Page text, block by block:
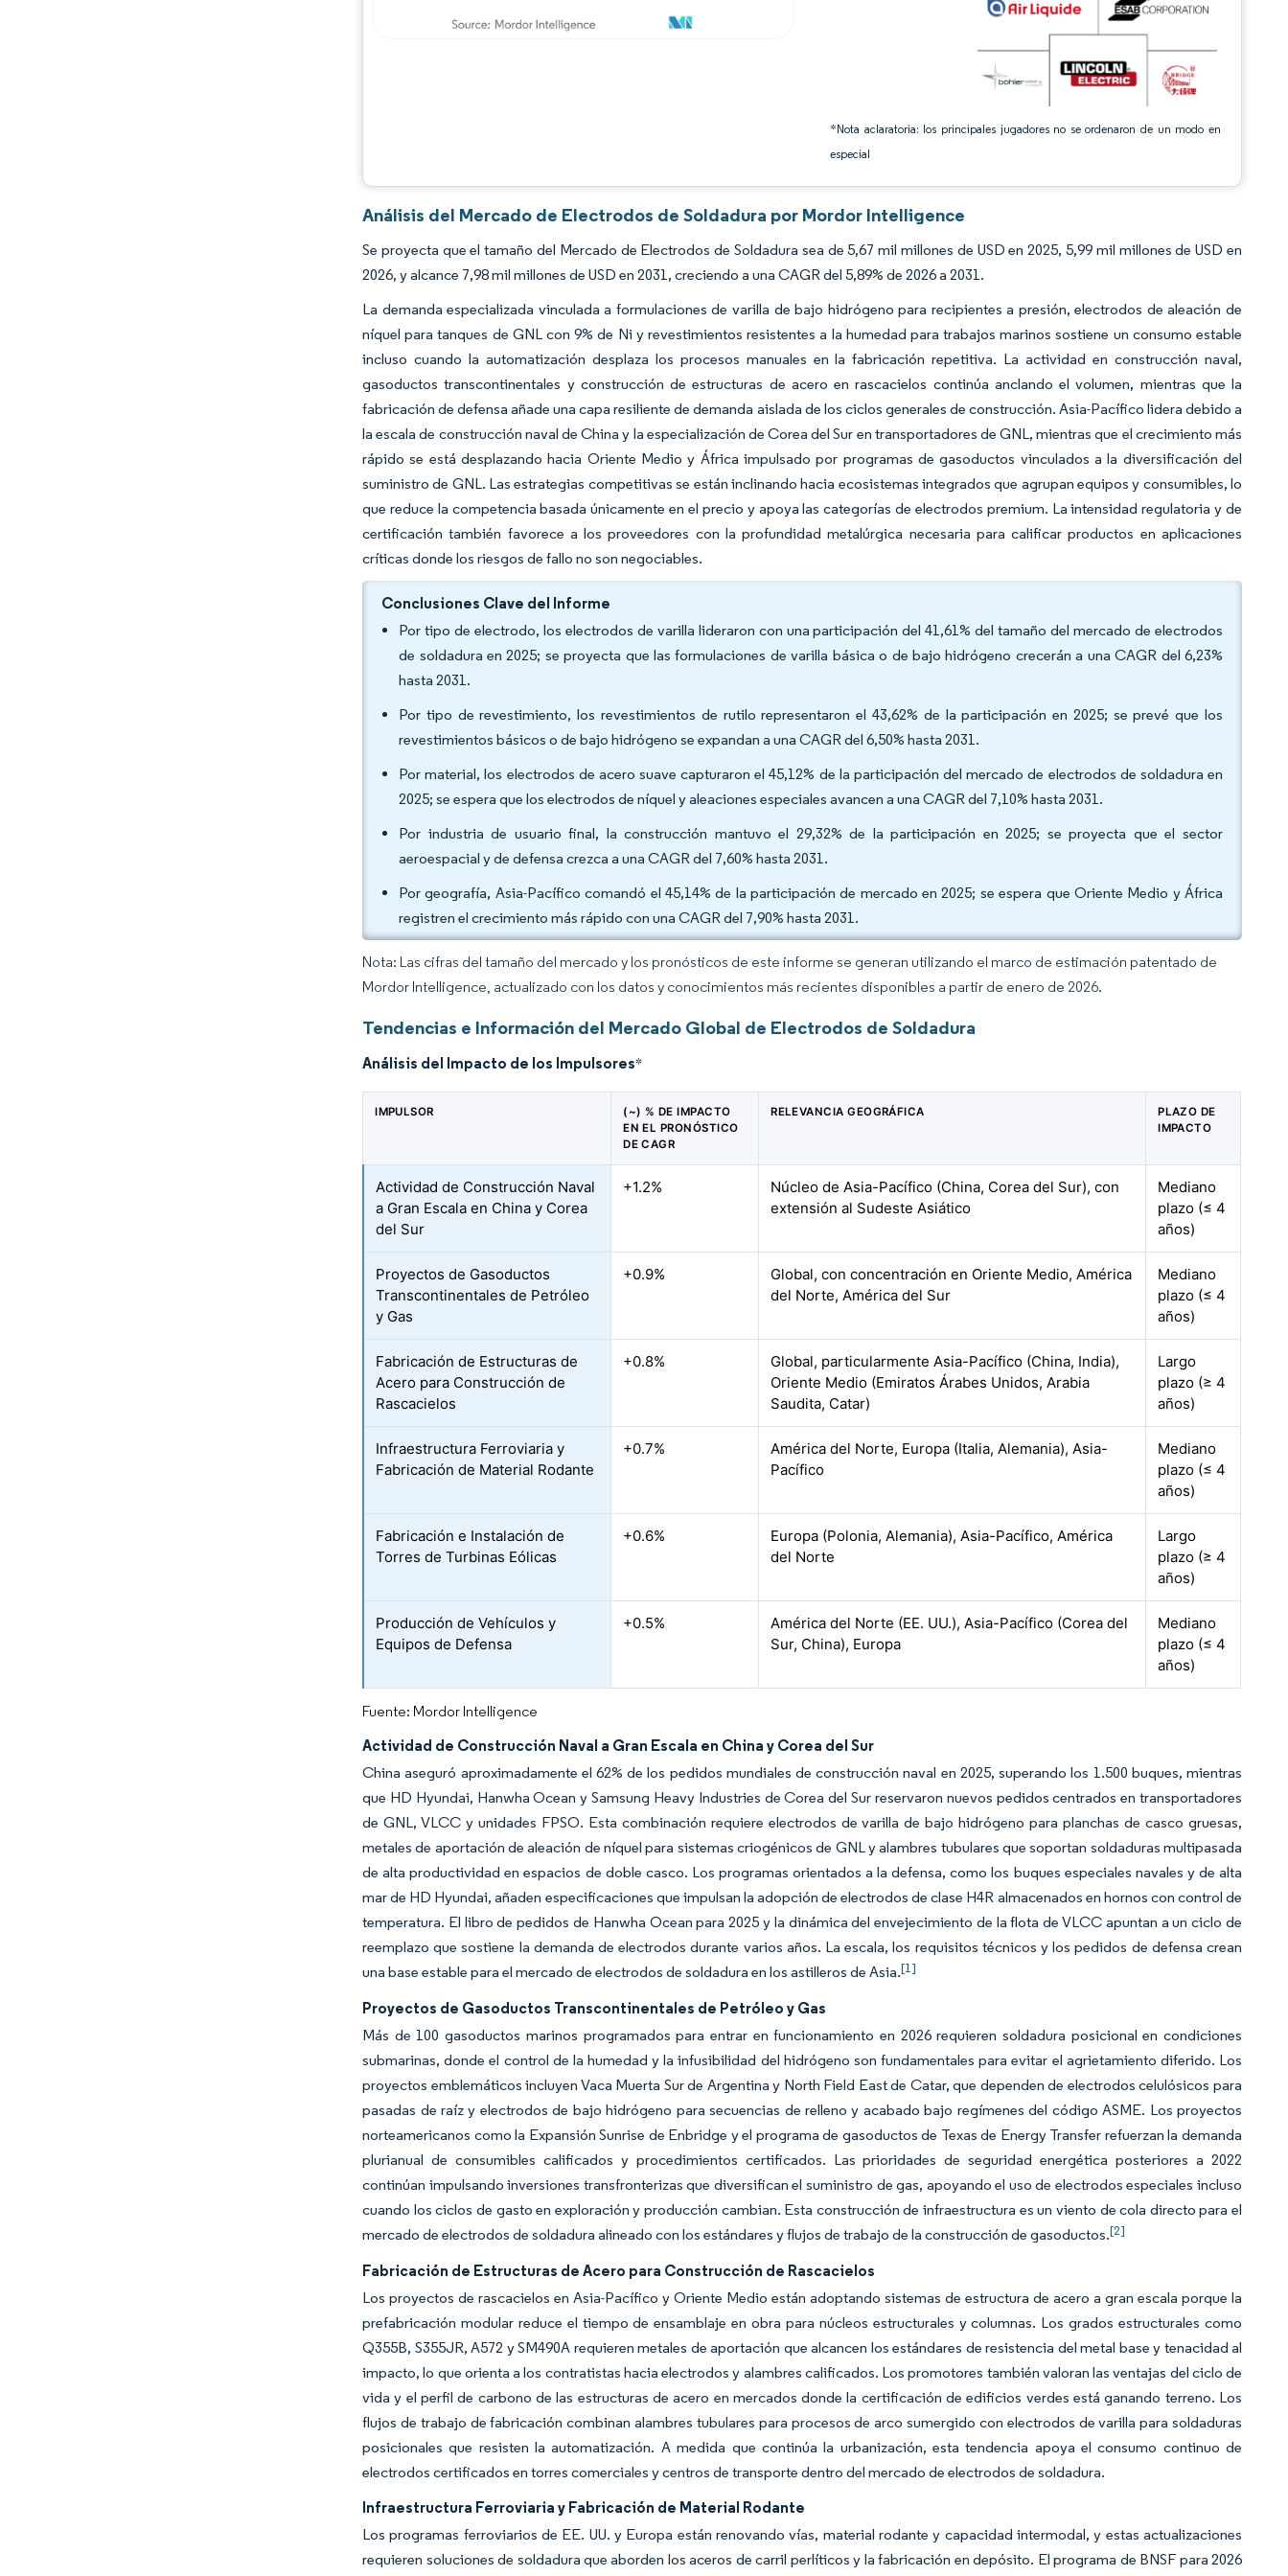
*Nota aclaratoria: los principales jugadores no se ordenaron de un modo en
especial
Análisis del Mercado de Electrodos de Soldadura por Mordor Intelligence
Se proyecta que el tamaño del Mercado de Electrodos de Soldadura sea de 5,67 mil millones de USD en 2025, 5,99 mil millones de USD en
2026, y alcance 7,98 mil millones de USD en 2031, creciendo a una CAGR del 5,89% de 2026 a 2031.
La demanda especializada vinculada a formulaciones de varilla de bajo hidrógeno para recipientes a presión, electrodos de aleación de
níquel para tanques de GNL con 9% de Ni y revestimientos resistentes a la humedad para trabajos marinos sostiene un consumo estable
incluso cuando la automatización desplaza los procesos manuales en la fabricación repetitiva. La actividad en construcción naval,
gasoductos transcontinentales y construcción de estructuras de acero en rascacielos continúa anclando el volumen, mientras que la
fabricación de defensa añade una capa resiliente de demanda aislada de los ciclos generales de construcción. Asia-Pacífico lidera debido a
la escala de construcción naval de China y la especialización de Corea del Sur en transportadores de GNL, mientras que el crecimiento más
rápido se está desplazando hacia Oriente Medio y África impulsado por programas de gasoductos vinculados a la diversificación del
suministro de GNL. Las estrategias competitivas se están inclinando hacia ecosistemas integrados que agrupan equipos y consumibles, lo
que reduce la competencia basada únicamente en el precio y apoya las categorías de electrodos premium. La intensidad regulatoria y de
certificación también favorece a los proveedores con la profundidad metalúrgica necesaria para calificar productos en aplicaciones
críticas donde los riesgos de fallo no son negociables.
Conclusiones Clave del Informe
Por tipo de electrodo, los electrodos de varilla lideraron con una participación del 41,61% del tamaño del mercado de electrodos
de soldadura en 2025; se proyecta que las formulaciones de varilla básica o de bajo hidrógeno crecerán a una CAGR del 6,23%
hasta 2031.
Por tipo de revestimiento, los revestimientos de rutilo representaron el 43,62% de la participación en 2025; se prevé que los
revestimientos básicos o de bajo hidrógeno se expandan a una CAGR del 6,50% hasta 2031.
Por material, los electrodos de acero suave capturaron el 45,12% de la participación del mercado de electrodos de soldadura en
2025; se espera que los electrodos de níquel y aleaciones especiales avancen a una CAGR del 7,10% hasta 2031.
Por industria de usuario final, la construcción mantuvo el 29,32% de la participación en 2025; se proyecta que el sector
aeroespacial y de defensa crezca a una CAGR del 7,60% hasta 2031.
Por geografía, Asia-Pacífico comandó el 45,14% de la participación de mercado en 2025; se espera que Oriente Medio y África
registren el crecimiento más rápido con una CAGR del 7,90% hasta 2031.
Nota: Las cifras del tamaño del mercado y los pronósticos de este informe se generan utilizando el marco de estimación patentado de
Mordor Intelligence, actualizado con los datos y conocimientos más recientes disponibles a partir de enero de 2026.
Tendencias e Información del Mercado Global de Electrodos de Soldadura
Análisis del Impacto de los Impulsores*
IMPULSOR
(~) % DE IMPACTO
EN EL PRONÓSTICO
DE CAGR
RELEVANCIA GEOGRÁFICA
PLAZO DE
IMPACTO
Actividad de Construcción Naval
a Gran Escala en China y Corea
del Sur
+1.2%
Núcleo de Asia-Pacífico (China, Corea del Sur), con
extensión al Sudeste Asiático
Mediano
plazo (≤ 4
años)
Proyectos de Gasoductos
Transcontinentales de Petróleo
y Gas
+0.9%
Global, con concentración en Oriente Medio, América
del Norte, América del Sur
Mediano
plazo (≤ 4
años)
Fabricación de Estructuras de
Acero para Construcción de
Rascacielos
+0.8%
Global, particularmente Asia-Pacífico (China, India),
Oriente Medio (Emiratos Árabes Unidos, Arabia
Saudita, Catar)
Largo
plazo (≥ 4
años)
Infraestructura Ferroviaria y
Fabricación de Material Rodante
+0.7%
América del Norte, Europa (Italia, Alemania), Asia-
Pacífico
Mediano
plazo (≤ 4
años)
Fabricación e Instalación de
Torres de Turbinas Eólicas
+0.6%
Europa (Polonia, Alemania), Asia-Pacífico, América
del Norte
Largo
plazo (≥ 4
años)
Producción de Vehículos y
Equipos de Defensa
+0.5%
América del Norte (EE. UU.), Asia-Pacífico (Corea del
Sur, China), Europa
Mediano
plazo (≤ 4
años)
Fuente: Mordor Intelligence
Actividad de Construcción Naval a Gran Escala en China y Corea del Sur
China aseguró aproximadamente el 62% de los pedidos mundiales de construcción naval en 2025, superando los 1.500 buques, mientras
que HD Hyundai, Hanwha Ocean y Samsung Heavy Industries de Corea del Sur reservaron nuevos pedidos centrados en transportadores
de GNL, VLCC y unidades FPSO. Esta combinación requiere electrodos de varilla de bajo hidrógeno para planchas de casco gruesas,
metales de aportación de aleación de níquel para sistemas criogénicos de GNL y alambres tubulares que soportan soldaduras multipasada
de alta productividad en espacios de doble casco. Los programas orientados a la defensa, como los buques especiales navales y de alta
mar de HD Hyundai, añaden especificaciones que impulsan la adopción de electrodos de clase H4R almacenados en hornos con control de
temperatura. El libro de pedidos de Hanwha Ocean para 2025 y la dinámica del envejecimiento de la flota de VLCC apuntan a un ciclo de
reemplazo que sostiene la demanda de electrodos durante varios años. La escala, los requisitos técnicos y los pedidos de defensa crean
una base estable para el mercado de electrodos de soldadura en los astilleros de Asia.[1]
Proyectos de Gasoductos Transcontinentales de Petróleo y Gas
Más de 100 gasoductos marinos programados para entrar en funcionamiento en 2026 requieren soldadura posicional en condiciones
submarinas, donde el control de la humedad y la infusibilidad del hidrógeno son fundamentales para evitar el agrietamiento diferido. Los
proyectos emblemáticos incluyen Vaca Muerta Sur de Argentina y North Field East de Catar, que dependen de electrodos celulósicos para
pasadas de raíz y electrodos de bajo hidrógeno para secuencias de relleno y acabado bajo regímenes del código ASME. Los proyectos
norteamericanos como la Expansión Sunrise de Enbridge y el programa de gasoductos de Texas de Energy Transfer refuerzan la demanda
plurianual de consumibles calificados y procedimientos certificados. Las prioridades de seguridad energética posteriores a 2022
continúan impulsando inversiones transfronterizas que diversifican el suministro de gas, apoyando el uso de electrodos especiales incluso
cuando los ciclos de gasto en exploración y producción cambian. Esta construcción de infraestructura es un viento de cola directo para el
mercado de electrodos de soldadura alineado con los estándares y flujos de trabajo de la construcción de gasoductos.[2]
Fabricación de Estructuras de Acero para Construcción de Rascacielos
Los proyectos de rascacielos en Asia-Pacífico y Oriente Medio están adoptando sistemas de estructura de acero a gran escala porque la
prefabricación modular reduce el tiempo de ensamblaje en obra para núcleos estructurales y columnas. Los grados estructurales como
Q355B, S355JR, A572 y SM490A requieren metales de aportación que alcancen los estándares de resistencia del metal base y tenacidad al
impacto, lo que orienta a los contratistas hacia electrodos y alambres calificados. Los promotores también valoran las ventajas del ciclo de
vida y el perfil de carbono de las estructuras de acero en mercados donde la certificación de edificios verdes está ganando terreno. Los
flujos de trabajo de fabricación combinan alambres tubulares para procesos de arco sumergido con electrodos de varilla para soldaduras
posicionales que resisten la automatización. A medida que continúa la urbanización, esta tendencia apoya el consumo continuo de
electrodos certificados en torres comerciales y centros de transporte dentro del mercado de electrodos de soldadura.
Infraestructura Ferroviaria y Fabricación de Material Rodante
Los programas ferroviarios de EE. UU. y Europa están renovando vías, material rodante y capacidad intermodal, y estas actualizaciones
requieren soluciones de soldadura que aborden los aceros de carril perlíticos y la fabricación en depósito. El programa de BNSF para 2026